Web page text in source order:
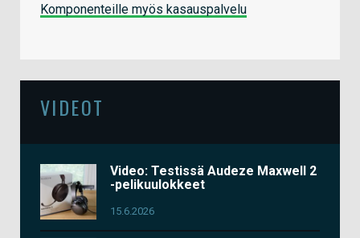
Komponenteille myös kasauspalvelu
VIDEOT
Video: Testissä Audeze Maxwell 2
-pelikuulokkeet
15.6.2026